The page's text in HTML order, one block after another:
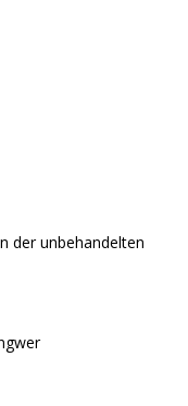
der unbehandelten